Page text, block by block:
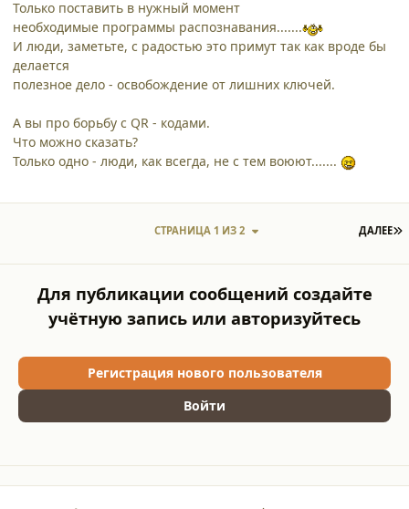
Только поставить в нужный момент
необходимые программы распознавания.......
И люди, заметьте, с радостью это примут так как вроде бы
делается
полезное дело - освобождение от лишних ключей.
А вы про борьбу с QR - кодами.
Что можно сказать?
Только одно - люди, как всегда, не с тем воюют.......
ДАЛЕЕ
СТРАНИЦА 1 ИЗ 2
Для публикации сообщений создайте
учётную запись или авторизуйтесь
Регистрация нового пользователя
Войти